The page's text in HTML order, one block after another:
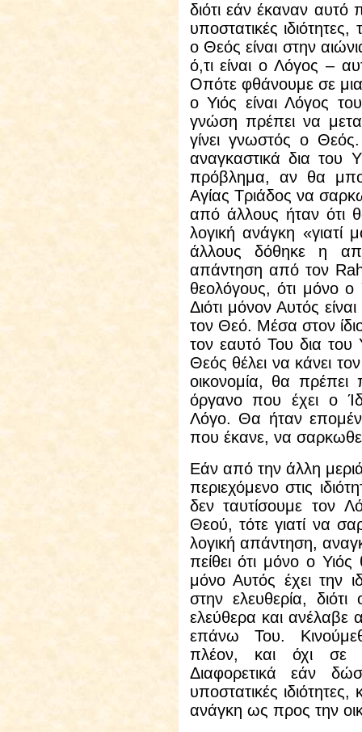
διότι εάν έκαναν αυτό
υποστατικές
ο Θεός είναι στην
ό,τι είναι ο Λόγος –
Οπότε φθάνουμε σε μια
ο Υιός είναι Λόγος
γνώση πρέπει να
γίνει γνωστός ο
αναγκαστικά δια του
πρόβλημα, αν θα
Αγίας Τριάδος να
από άλλους ήταν ότι
λογική ανάγκη
άλλους δόθηκε η
απάντηση από τον
θεολόγους, ότι μόνο
Διότι μόνον Αυτός
τον Θεό. Μέσα στον
τον εαυτό Του δια
Θεός θέλει να κάνει
οικονομία, θα πρέπει
όργανο που έχει ο
Λόγο. Θα ήταν
που έκανε, να
Εάν από την άλλη
περιεχόμενο στις
δεν ταυτίσουμε τον
Θεού, τότε γιατί να
λογική απάντηση,
πείθει ότι μόνο ο
μόνο Αυτός έχει την
στην ελευθερία,
ελεύθερα και ανέλαβε
επάνω Του.
πλέον, και όχι σε
Διαφορετικά εάν
υποστατικές
ανάγκη ως προς την